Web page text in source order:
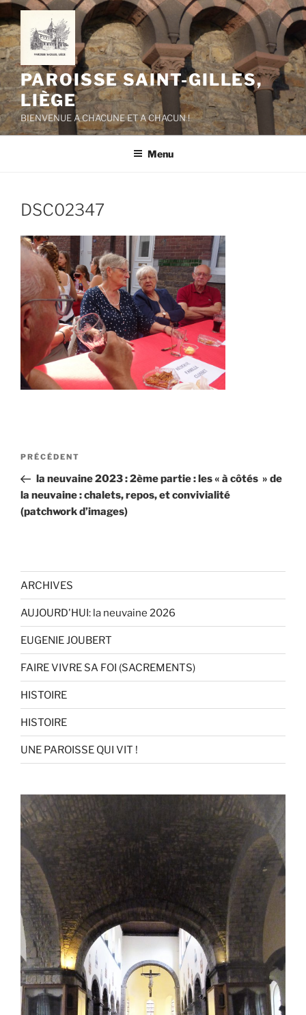
Aller
au
contenu
principal
PAROISSE SAINT-GILLES,
LIÈGE
BIENVENUE A CHACUNE ET A CHACUN !
Menu
DSC02347
Navigation
l’article
Article
précédent
PRÉCÉDENT
la neuvaine 2023 : 2ème partie : les « à côtés » de
la neuvaine : chalets, repos, et convivialité
(patchwork d’images)
ARCHIVES
AUJOURD'HUI: la neuvaine 2026
EUGENIE JOUBERT
FAIRE VIVRE SA FOI (SACREMENTS)
HISTOIRE
HISTOIRE
UNE PAROISSE QUI VIT !